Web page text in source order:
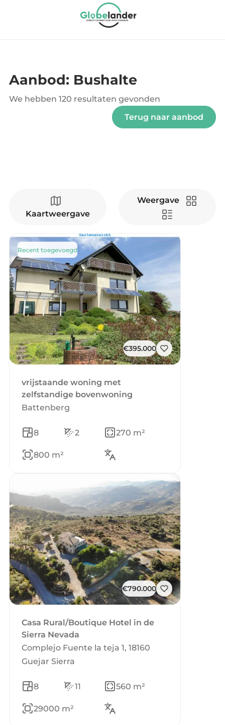
Aanbod: Bushalte
We hebben 120 resultaten gevonden
Terug naar aanbod
Kaartweergave
Weergave
Recent toegevoegd
€395.000
vrijstaande woning met
zelfstandige bovenwoning
Battenberg
8 2 270 m²
800 m²
€790.000
Casa Rural/Boutique Hotel in de
Sierra Nevada
Complejo Fuente la teja 1, 18160
Guejar Sierra
8 11 560 m²
29000 m²